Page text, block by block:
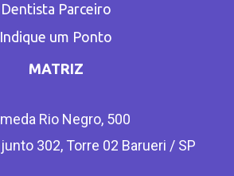
Dentista Parceiro
Indique um Ponto
MATRIZ
Rio Negro, 500
302, Torre 02 Barueri / SP